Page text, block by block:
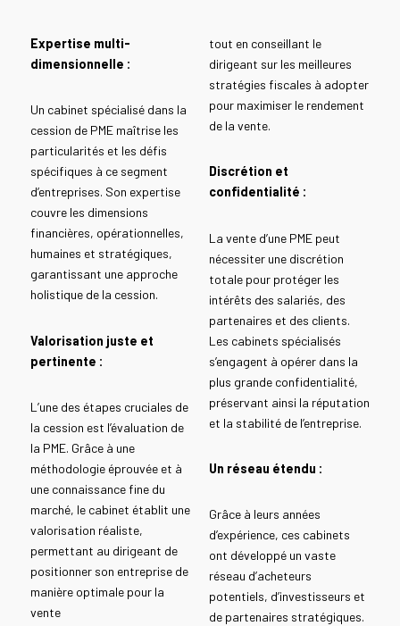
Expertise multi-
dimensionnelle :
Un cabinet spécialisé dans la
cession de PME maîtrise les
particularités et les défis
spécifiques à ce segment
d’entreprises. Son expertise
couvre les dimensions
financières, opérationnelles,
humaines et stratégiques,
garantissant une approche
holistique de la cession.
Valorisation juste et
pertinente :
L’une des étapes cruciales de
la cession est l’évaluation de
la PME. Grâce à une
méthodologie éprouvée et à
une connaissance fine du
marché, le cabinet établit une
valorisation réaliste,
permettant au dirigeant de
positionner son entreprise de
manière optimale pour la
vente
tout en conseillant le
dirigeant sur les meilleures
stratégies fiscales à adopter
pour maximiser le rendement
de la vente.
Discrétion et
confidentialité :
La vente d’une PME peut
nécessiter une discrétion
totale pour protéger les
intérêts des salariés, des
partenaires et des clients.
Les cabinets spécialisés
s’engagent à opérer dans la
plus grande confidentialité,
préservant ainsi la réputation
et la stabilité de l’entreprise.
Un réseau étendu :
Grâce à leurs années
d’expérience, ces cabinets
ont développé un vaste
réseau d’acheteurs
potentiels, d’investisseurs et
de partenaires stratégiques.